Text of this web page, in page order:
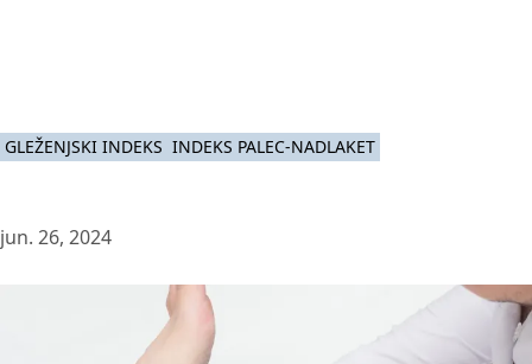
GLEŽENJSKI INDEKS INDEKS PALEC-NADLAKET
jun. 26, 2024